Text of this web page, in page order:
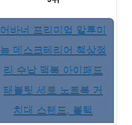
어바너 프리미엄 알루미
늄 데스크테리어 책상정
리 수납 맥북 아이패드
태블릿 세로 노트북 거
치대 스탠드, 블랙